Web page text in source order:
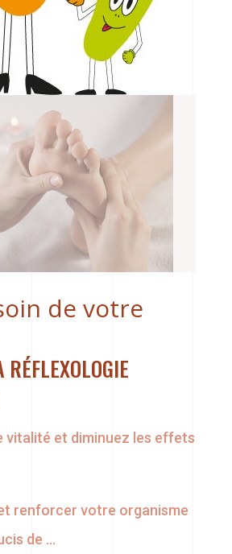
de votre
vitalité et diminuez les effets
renforcer votre organisme
de …